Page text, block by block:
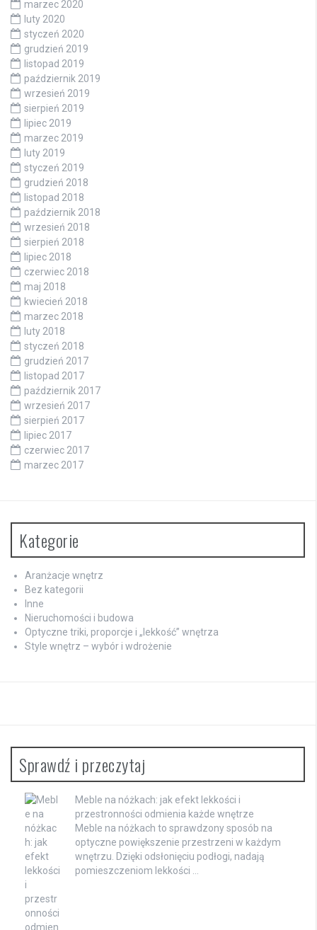
marzec 2020
luty 2020
styczeń 2020
grudzień 2019
listopad 2019
październik 2019
wrzesień 2019
sierpień 2019
lipiec 2019
marzec 2019
luty 2019
styczeń 2019
grudzień 2018
listopad 2018
październik 2018
wrzesień 2018
sierpień 2018
lipiec 2018
czerwiec 2018
maj 2018
kwiecień 2018
marzec 2018
luty 2018
styczeń 2018
grudzień 2017
listopad 2017
październik 2017
wrzesień 2017
sierpień 2017
lipiec 2017
czerwiec 2017
marzec 2017
Kategorie
Aranżacje wnętrz
Bez kategorii
Inne
Nieruchomości i budowa
Optyczne triki, proporcje i „lekkość” wnętrza
Style wnętrz – wybór i wdrożenie
Sprawdź i przeczytaj
Meble na nóżkach: jak efekt lekkości i
przestronności odmienia każde wnętrze
Meble na nóżkach to sprawdzony sposób na
optyczne powiększenie przestrzeni w każdym
wnętrzu. Dzięki odsłonięciu podłogi, nadają
pomieszczeniom lekkości …